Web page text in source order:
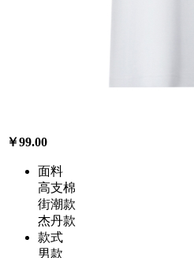
￥99.00
面料
高支棉
街潮款
杰丹款
款式
男款